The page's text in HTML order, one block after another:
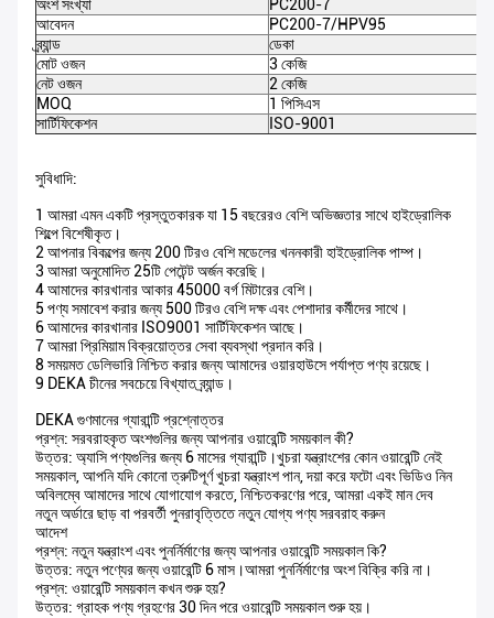
অংশ সংখ্যা
PC200-7
আবেদন
PC200-7/HPV95
ব্র্যান্ড
ডেকা
মোট ওজন
3 কেজি
নেট ওজন
2 কেজি
MOQ
1 পিসিএস
সার্টিফিকেশন
ISO-9001
সুবিধাদি:
1 আমরা এমন একটি প্রস্তুতকারক যা 15 বছরেরও বেশি অভিজ্ঞতার সাথে হাইড্রোলিক
শিল্পে বিশেষীকৃত।
2 আপনার বিকল্পের জন্য 200 টিরও বেশি মডেলের খননকারী হাইড্রোলিক পাম্প।
3 আমরা অনুমোদিত 25টি পেটেন্ট অর্জন করেছি।
4 আমাদের কারখানার আকার 45000 বর্গ মিটারের বেশি।
5 পণ্য সমাবেশ করার জন্য 500 টিরও বেশি দক্ষ এবং পেশাদার কর্মীদের সাথে।
6 আমাদের কারখানার ISO9001 সার্টিফিকেশন আছে।
7 আমরা প্রিমিয়াম বিক্রয়োত্তর সেবা ব্যবস্থা প্রদান করি।
8 সময়মত ডেলিভারি নিশ্চিত করার জন্য আমাদের ওয়ারহাউসে পর্যাপ্ত পণ্য রয়েছে।
9 DEKA চীনের সবচেয়ে বিখ্যাত ব্র্যান্ড।
DEKA গুণমানের গ্যারান্টি প্রশ্নোত্তর
প্রশ্ন: সরবরাহকৃত অংশগুলির জন্য আপনার ওয়ারেন্টি সময়কাল কী?
উত্তর: অ্যাসি পণ্যগুলির জন্য 6 মাসের গ্যারান্টি।খুচরা যন্ত্রাংশের কোন ওয়ারেন্টি নেই
সময়কাল, আপনি যদি কোনো ত্রুটিপূর্ণ খুচরা যন্ত্রাংশ পান, দয়া করে ফটো এবং ভিডিও নিন
অবিলম্বে আমাদের সাথে যোগাযোগ করতে, নিশ্চিতকরণের পরে, আমরা একই মান দেব
নতুন অর্ডারে ছাড় বা পরবর্তী পুনরাবৃত্তিতে নতুন যোগ্য পণ্য সরবরাহ করুন
আদেশ
প্রশ্ন: নতুন যন্ত্রাংশ এবং পুনর্নির্মাণের জন্য আপনার ওয়ারেন্টি সময়কাল কি?
উত্তর: নতুন পণ্যের জন্য ওয়ারেন্টি 6 মাস।আমরা পুনর্নির্মাণের অংশ বিক্রি করি না।
প্রশ্ন: ওয়ারেন্টি সময়কাল কখন শুরু হয়?
উত্তর: গ্রাহক পণ্য গ্রহণের 30 দিন পরে ওয়ারেন্টি সময়কাল শুরু হয়।